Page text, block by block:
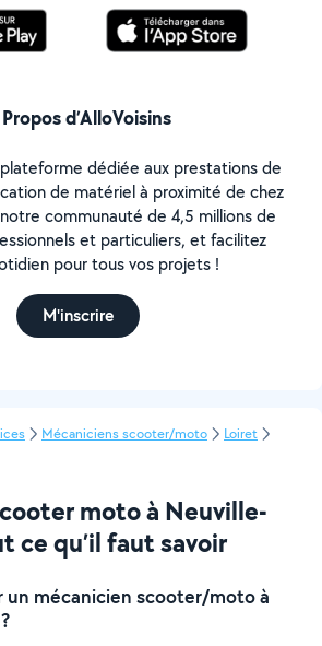
d’AlloVoisins
dédiée aux prestations de
de matériel à proximité de chez
communauté de 4,5 millions de
et particuliers, et facilitez
pour tous vos projets !
M'inscrire
Mécaniciens scooter/moto
Loiret
moto à Neuville-
ce qu’il faut savoir
mécanicien scooter/moto à